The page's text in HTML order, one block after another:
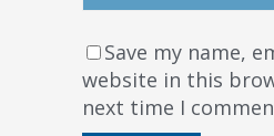
Save my name,
website in this
next time I